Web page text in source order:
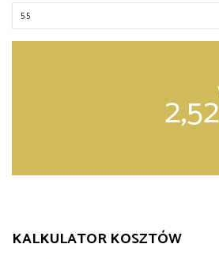
KALKULATOR KOSZTÓW